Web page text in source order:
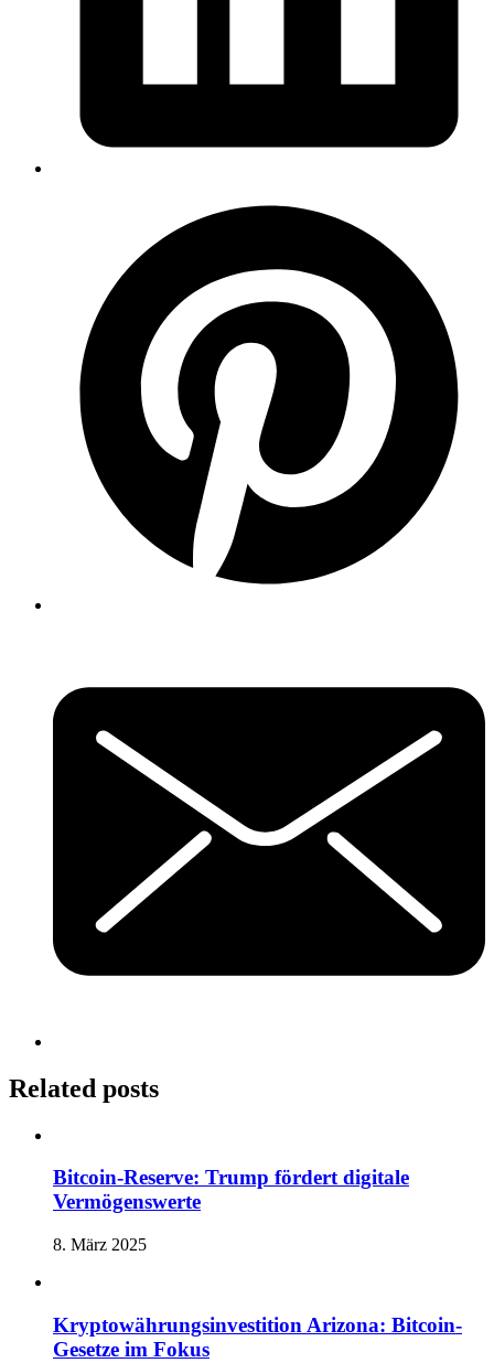
Related posts
Bitcoin-Reserve: Trump fördert digitale
Vermögenswerte
8. März 2025
Kryptowährungsinvestition Arizona: Bitcoin-
Gesetze im Fokus